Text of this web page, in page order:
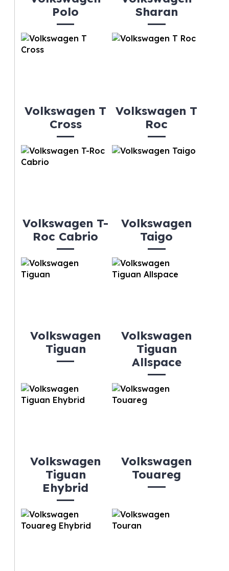
Polo
Sharan
Volkswagen T
Cross
Volkswagen T
Roc
Volkswagen T-
Roc Cabrio
Volkswagen
Taigo
Volkswagen
Tiguan
Volkswagen
Tiguan
Allspace
Volkswagen
Tiguan
Ehybrid
Volkswagen
Touareg